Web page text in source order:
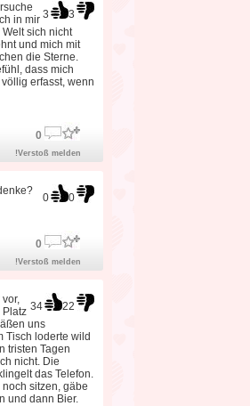
3 3
in mir
sich nicht
und mich mit
die Sterne.
dass mich
erfasst, wenn
0
!Verstoß melden
0 0
0
!Verstoß melden
34 22
Platz
uns
Tisch loderte wild
tristen Tagen
nicht. Die
das Telefon.
sitzen, gäbe
und dann Bier.